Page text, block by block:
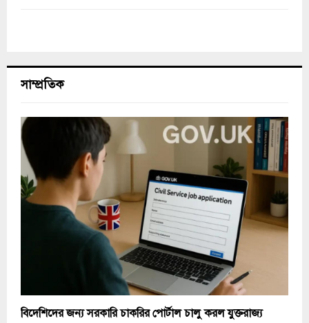
সাম্প্রতিক
বিদেশিদের জন্য সরকারি চাকরির পোর্টাল চালু করল যুক্তরাজ্য